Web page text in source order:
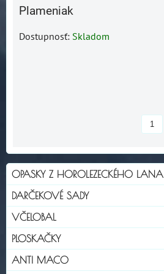
Plameniak
Dostupnosť: Skladom
OPASKY Z HOROLEZECKÉHO LANA
DARČEKOVÉ SADY
VČELOBAL
PLOSKAČKY
ANTI MACO